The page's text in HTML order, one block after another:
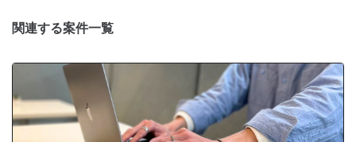
関連する案件一覧